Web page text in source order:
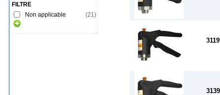
FILTRE
Non applicable
(21)